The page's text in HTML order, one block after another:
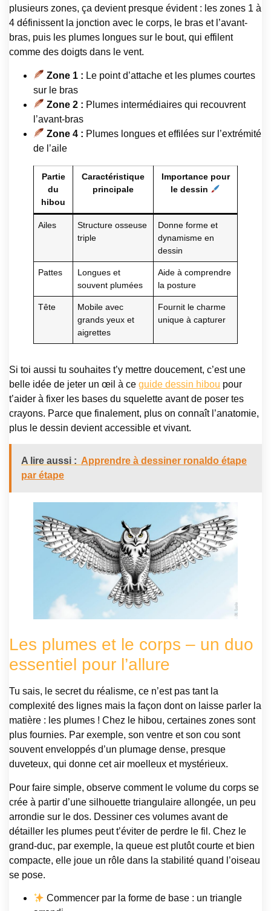
plusieurs zones, ça devient presque évident : les zones 1 à
4 définissent la jonction avec le corps, le bras et l’avant-
bras, puis les plumes longues sur le bout, qui effilent
comme des doigts dans le vent.
Zone 1 : Le point d’attache et les plumes courtes
sur le bras
Zone 2 : Plumes intermédiaires qui recouvrent
l’avant-bras
Zone 4 : Plumes longues et effilées sur l’extrémité
de l’aile
Partie
du
hibou
Caractéristique
principale
Importance pour
le dessin
Ailes
Structure osseuse
triple
Donne forme et
dynamisme en
dessin
Pattes
Longues et
souvent plumées
Aide à comprendre
la posture
Tête
Mobile avec
grands yeux et
aigrettes
Fournit le charme
unique à capturer
Si toi aussi tu souhaites t’y mettre doucement, c’est une
belle idée de jeter un œil à ce guide dessin hibou pour
t’aider à fixer les bases du squelette avant de poser tes
crayons. Parce que finalement, plus on connaît l’anatomie,
plus le dessin devient accessible et vivant.
A lire aussi : Apprendre à dessiner ronaldo étape
par étape
Les plumes et le corps – un duo
essentiel pour l’allure
Tu sais, le secret du réalisme, ce n’est pas tant la
complexité des lignes mais la façon dont on laisse parler la
matière : les plumes ! Chez le hibou, certaines zones sont
plus fournies. Par exemple, son ventre et son cou sont
souvent enveloppés d’un plumage dense, presque
duveteux, qui donne cet air moelleux et mystérieux.
Pour faire simple, observe comment le volume du corps se
crée à partir d’une silhouette triangulaire allongée, un peu
arrondie sur le dos. Dessiner ces volumes avant de
détailler les plumes peut t’éviter de perdre le fil. Chez le
grand-duc, par exemple, la queue est plutôt courte et bien
compacte, elle joue un rôle dans la stabilité quand l’oiseau
se pose.
Commencer par la forme de base : un triangle